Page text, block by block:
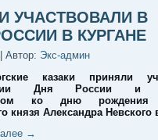
УЧАСТВОВАЛИ В
В КУРГАНЕ
Автор: Экс-админ
казаки приняли
Дня России и
ко дню рождения
князя Александра Невского
→